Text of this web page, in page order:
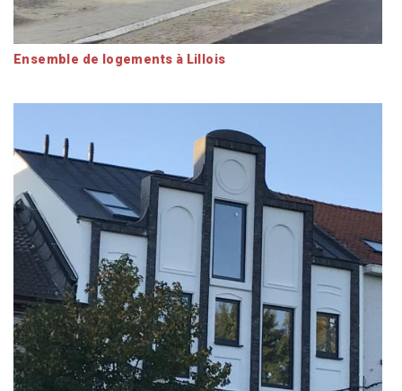
Ensemble de logements à Lillois